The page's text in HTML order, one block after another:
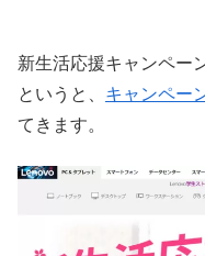
新生活応援キャンペー
というと、 キャンペー
てきます。